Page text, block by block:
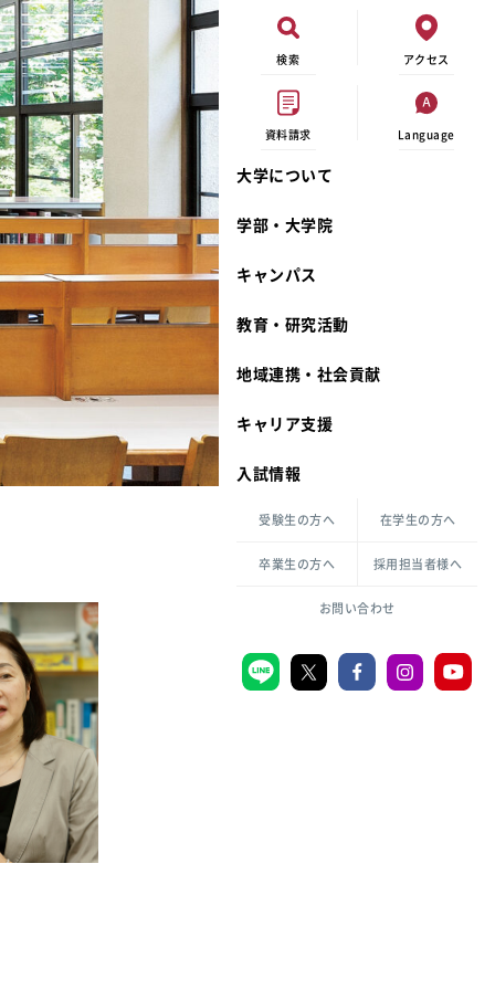
検索 アクセス
資料請求 Language
大学について
宮城学院 校歌
礼拝堂
カリキュラム・ポリシー
倫理憲章
ハラスメントの防止
共生のための多様性宣言
学部・大学院
生活文化デザイン学科
一般教育課程
キャンパス
奨学金
大学祭
キャンパスメンバーズ
教職センター
学芸員課程
図書館司書課程
教育・研究活動動物実験に関する情報公開
教員一覧
大学刊行物
地域連携・社会貢献
カリキュラム・入室方法
キャリア支援
入試情報
出張講義
大学見学
相談フォーム
資料請求
受験生の方へ 在学生の方へ
卒業生の方へ 採用担当者様へ
お問い合わせ